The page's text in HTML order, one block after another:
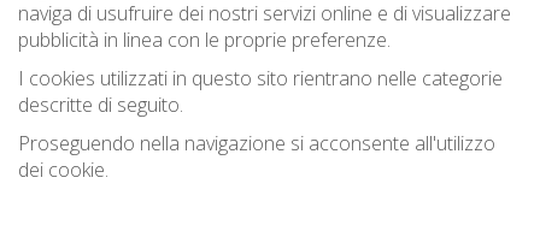
naviga di usufruire dei nostri servizi online e di visualizzare
pubblicità in linea con le proprie preferenze.
I cookies utilizzati in questo sito rientrano nelle categorie
descritte di seguito.
Proseguendo nella navigazione si acconsente all'utilizzo
dei cookie.